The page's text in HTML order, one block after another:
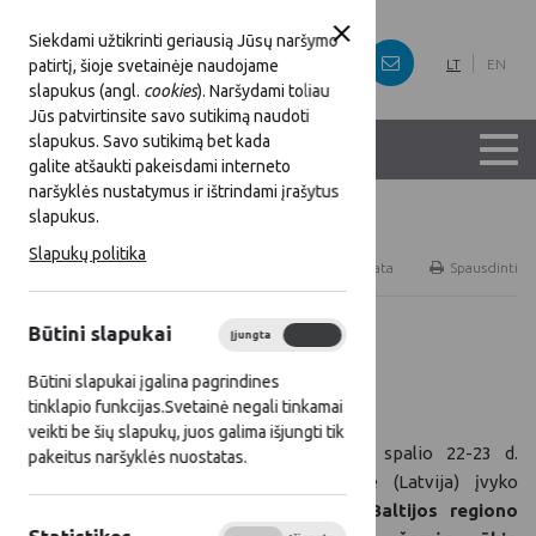
Siekdami užtikrinti geriausią Jūsų naršymo
patirtį, šioje svetainėje naudojame
slapukus (angl. cookies). Naršydami toliau
Jūs patvirtinsite savo sutikimą naudoti
slapukus. Savo sutikimą bet kada
galite atšaukti pakeisdami interneto
naršyklės nustatymus ir ištrindami įrašytus
slapukus.
Slapukų politika
Būtini slapukai Įjungta
Būtini slapukai įgalina pagrindines
tinklapio funkcijas.Svetainė negali tinkamai
veikti be šių slapukų, juos galima išjungti tik
pakeitus naršyklės nuostatas.
LT EN
Titulinis
Spausdinti
Naujienų prenumerata
Visos naujienos
2025 10 24
2025 m. spalio 22-23 d.
Kuldygoje (Latvija) įvyko
Šiaurės-Baltijos regiono